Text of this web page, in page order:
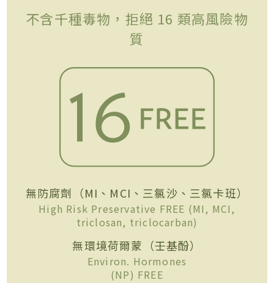
不含千種毒物，拒絕 16 類高風險物
質
無防腐劑（MI、MCI、三氯沙、三氯卡班）
High Risk Preservative FREE (MI, MCI,
triclosan, triclocarban)
無環境荷爾蒙（壬基酚）
Environ. Hormones
(NP) FREE